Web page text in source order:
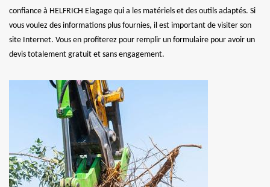
confiance à HELFRICH Elagage qui a les matériels et des outils adaptés. Si
vous voulez des informations plus fournies, il est important de visiter son
site Internet. Vous en profiterez pour remplir un formulaire pour avoir un
devis totalement gratuit et sans engagement.